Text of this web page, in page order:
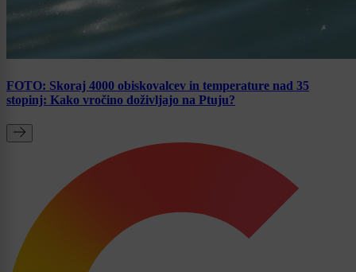
FOTO: Skoraj 4000 obiskovalcev in temperature nad 35
stopinj: Kako vročino doživljajo na Ptuju?